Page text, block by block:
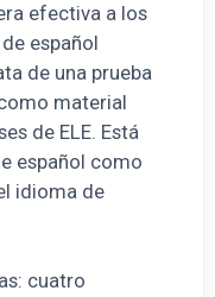
efectiva a los
español
de una prueba
material
de ELE. Está
español como
idioma de
cuatro